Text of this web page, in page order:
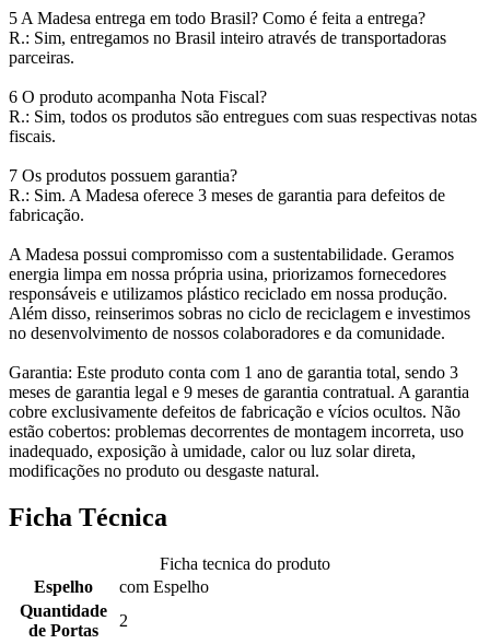
5 A Madesa entrega em todo Brasil? Como é feita a entrega?
R.: Sim, entregamos no Brasil inteiro através de transportadoras
parceiras.
6 O produto acompanha Nota Fiscal?
R.: Sim, todos os produtos são entregues com suas respectivas notas
fiscais.
7 Os produtos possuem garantia?
R.: Sim. A Madesa oferece 3 meses de garantia para defeitos de
fabricação.
A Madesa possui compromisso com a sustentabilidade. Geramos
energia limpa em nossa própria usina, priorizamos fornecedores
responsáveis e utilizamos plástico reciclado em nossa produção.
Além disso, reinserimos sobras no ciclo de reciclagem e investimos
no desenvolvimento de nossos colaboradores e da comunidade.
Garantia: Este produto conta com 1 ano de garantia total, sendo 3
meses de garantia legal e 9 meses de garantia contratual. A garantia
cobre exclusivamente defeitos de fabricação e vícios ocultos. Não
estão cobertos: problemas decorrentes de montagem incorreta, uso
inadequado, exposição à umidade, calor ou luz solar direta,
modificações no produto ou desgaste natural.
Ficha Técnica
Ficha tecnica do produto
Espelho
com Espelho
Quantidade
de Portas
2